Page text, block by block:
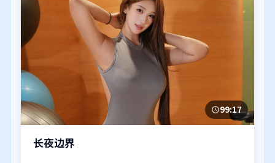
99:17
长夜边界